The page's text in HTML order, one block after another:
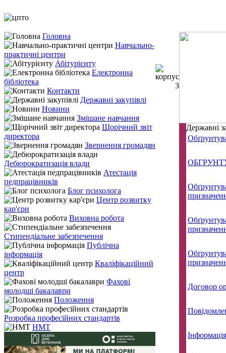
Головна
Навчально-
практичні центри
Абітурієнту
Електронна
бібліотека
Контакти
Державні закупівлі
Новини
Змішане навчання
Щорічний звіт
директора
Звернення громадян
Дебюрократизація влади
Атестація
педпрацівників
Блог психолога
Центр розвитку
кар'єри
Виховна робота
Стипендіальне забезпечення
Публічна
інформація
Кваліфікаційний
центр
Фахові
молодші бакалаври
Положення
Розробка професійних стандартів
НМТ
Державні
Договор